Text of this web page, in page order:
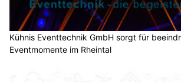
Kühnis Eventtechnik GmbH sorgt für
Eventmomente im Rheintal